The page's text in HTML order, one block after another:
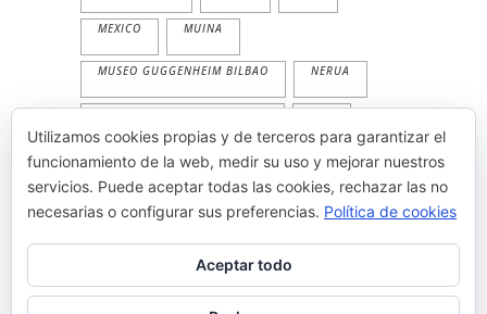
MEXICO MUINA
MUSEO GUGGENHEIM BILBAO NERUA
NERUA GUGGENHEIM BILBAO PAN
PESCADO PLANTA PRIMAVERA
PRODUCTOS TEMPORALIDAD
THE WORLD'S 50 BEST TRADICION
VEGETAL VERANO
Utilizamos cookies propias y de terceros para garantizar el
funcionamiento de la web, medir su uso y mejorar nuestros
servicios. Puede aceptar todas las cookies, rechazar las no
necesarias o configurar sus preferencias. Política de cookies
Aceptar todo